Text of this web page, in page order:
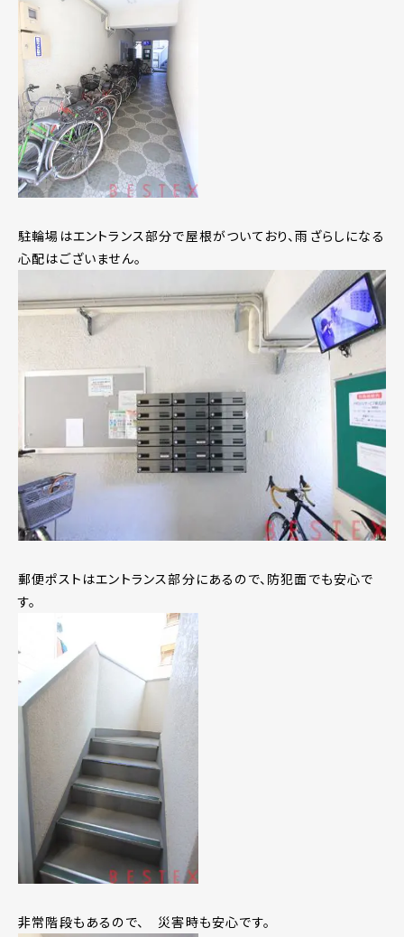
駐輪場はエントランス部分で屋根がついており、雨ざらしになる
心配はございません。
郵便ポストはエントランス部分にあるので、防犯面でも安心で
す。
非常階段もあるので、 災害時も安心です。